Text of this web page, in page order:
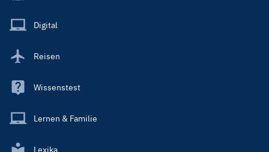
Main
Digital
Reisen
Wissenstest
Lernen & Familie
Lexika